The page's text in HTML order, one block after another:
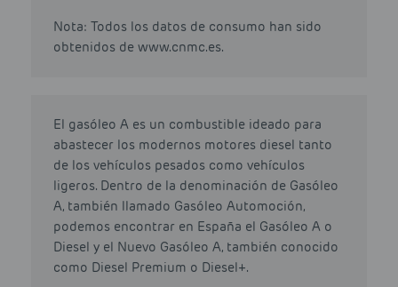
Nota: Todos los datos de consumo han sido
obtenidos de www.cnmc.es.
El gasóleo A es un combustible ideado para
abastecer los modernos motores diesel tanto
de los vehículos pesados como vehículos
ligeros. Dentro de la denominación de Gasóleo
A, también llamado Gasóleo Automoción,
podemos encontrar en España el Gasóleo A o
Diesel y el Nuevo Gasóleo A, también conocido
como Diesel Premium o Diesel+.